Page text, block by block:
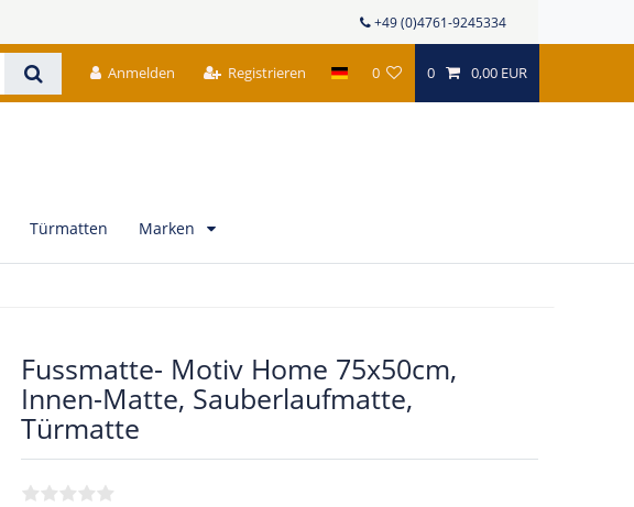
+49 (0)4761-9245334
Anmelden Registrieren 0 0 0,00 EUR
Türmatten Marken
Fussmatte- Motiv Home 75x50cm,
Innen-Matte, Sauberlaufmatte,
Türmatte